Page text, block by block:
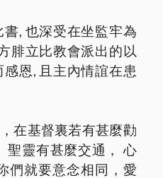
, 也深受在坐監牢為
腓立比教會派出的以
恩, 且主內情誼在患
在基督裏若有甚麼勸
聖靈有甚麼交通， 心
們就要意念相同，愛